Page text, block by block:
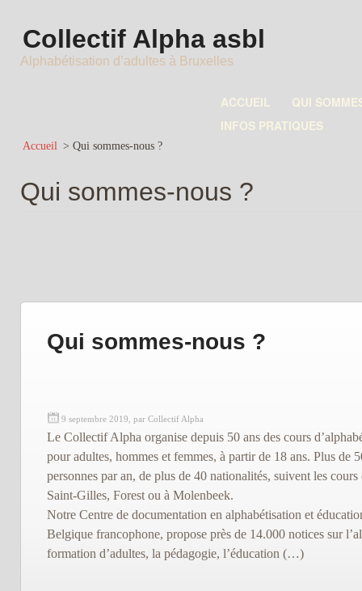
Collectif Alpha asbl
Alphabétisation d’adultes à Bruxelles
ACCUEIL
QUI
INFOS PRATIQUES
Accueil > Qui sommes-nous ?
Qui sommes-nous ?
Qui sommes-nous ?
9 septembre 2019, par Collectif Alpha
Le Collectif Alpha organise depuis 50 ans des cours
pour adultes, hommes et femmes, à partir de 18 ans. Plus de
personnes par an, de plus de 40 nationalités, suivent les
Saint-Gilles, Forest ou à Molenbeek.
Notre Centre de documentation en alphabétisation et
Belgique francophone, propose près de 14.000 notices sur
formation d’adultes, la pédagogie, l’éducation (…)